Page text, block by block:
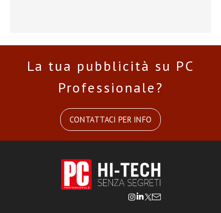
La tua pubblicità su PC
Professionale?
CONTATTACI PER INFO